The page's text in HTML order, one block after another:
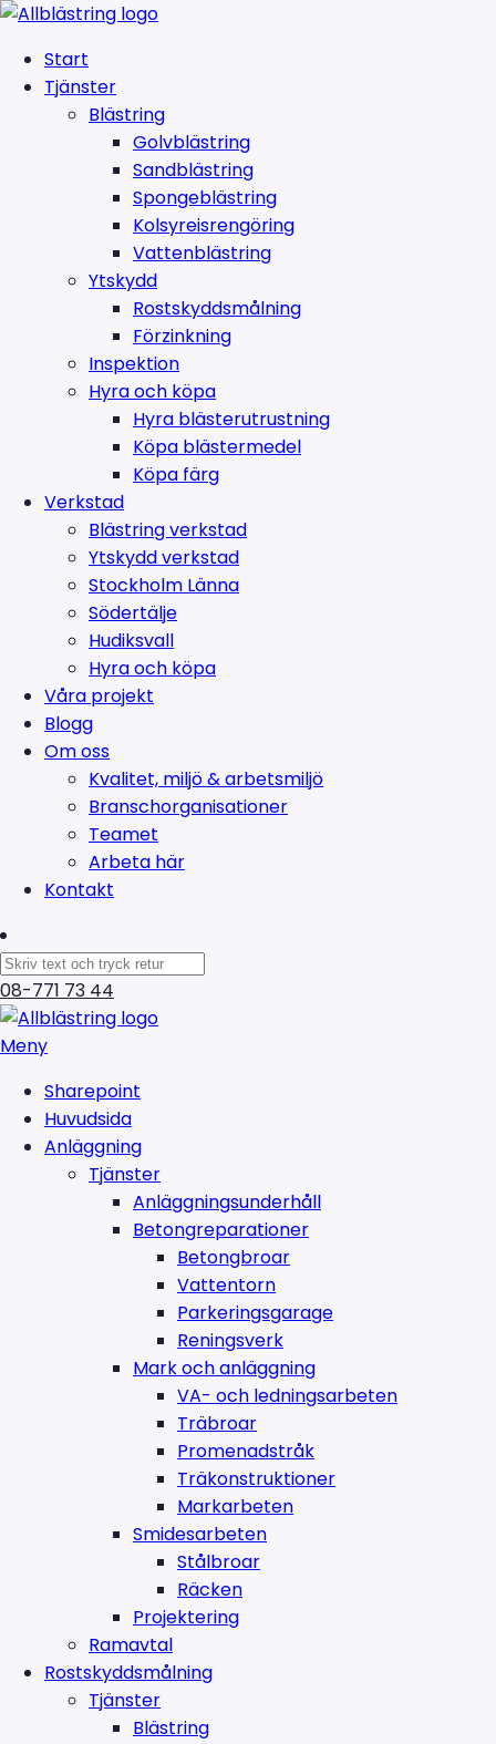
Start
Tjänster
Blästring
Golvblästring
Sandblästring
Spongeblästring
Kolsyreisrengöring
Vattenblästring
Ytskydd
Rostskyddsmålning
Förzinkning
Inspektion
Hyra och köpa
Hyra blästerutrustning
Köpa blästermedel
Köpa färg
Verkstad
Blästring verkstad
Ytskydd verkstad
Stockholm Länna
Södertälje
Hudiksvall
Hyra och köpa
Våra projekt
Blogg
Om oss
Kvalitet, miljö & arbetsmiljö
Branschorganisationer
Teamet
Arbeta här
Kontakt
08-771 73 44
Meny
Sharepoint
Huvudsida
Anläggning
Tjänster
Anläggningsunderhåll
Betongreparationer
Betongbroar
Vattentorn
Parkeringsgarage
Reningsverk
Mark och anläggning
VA- och ledningsarbeten
Träbroar
Promenadstråk
Träkonstruktioner
Markarbeten
Smidesarbeten
Stålbroar
Räcken
Projektering
Ramavtal
Rostskyddsmålning
Tjänster
Blästring